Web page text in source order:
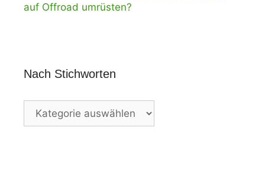
auf Offroad umrüsten?
Nach Stichworten
Nach
Stichworten